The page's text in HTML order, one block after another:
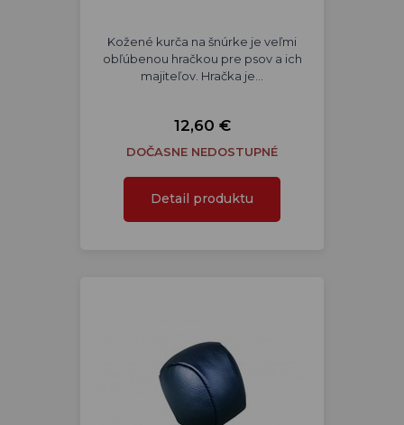
Kožené kurča na šnúrke je veľmi
obľúbenou hračkou pre psov a ich
majiteľov. Hračka je…
12,60 €
DOČASNE NEDOSTUPNÉ
Detail produktu